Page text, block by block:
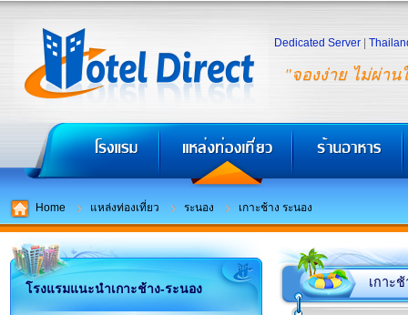
"จองง่าย ไม่ผ่าน
Dedicated Server
Home แหล่งท่องเที่ยว ระนอง เกาะช้าง ระนอง
โรงแรมแนะนำเกาะช้าง-ระนอง เกาะ